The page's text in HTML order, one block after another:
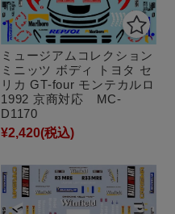
ミュージアムコレクション
ミニッツ ボディ トヨタ セ
リカ GT-four モンテカルロ
1992 京商対応 MC-
D1170
¥2,420(税込)